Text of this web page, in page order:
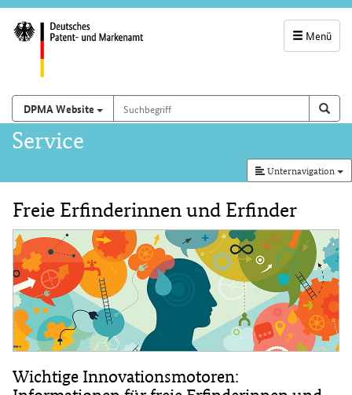
Menü
und
Suchfeld
Suchen auf
DPMA Website Suchbegriff
Hauptnavigation
Service
Unternavigation
Inhalt
Freie Erfinderinnen und Erfinder
Wichtige Innovationsmotoren: